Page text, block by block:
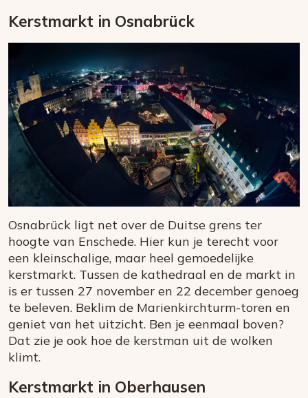
Kerstmarkt in Osnabrück
Osnabrück ligt net over de Duitse grens ter
hoogte van Enschede. Hier kun je terecht voor
een kleinschalige, maar heel gemoedelijke
kerstmarkt. Tussen de kathedraal en de markt in
is er tussen 27 november en 22 december genoeg
te beleven. Beklim de Marienkirchturm-toren en
geniet van het uitzicht. Ben je eenmaal boven?
Dat zie je ook hoe de kerstman uit de wolken
klimt.
Kerstmarkt in Oberhausen